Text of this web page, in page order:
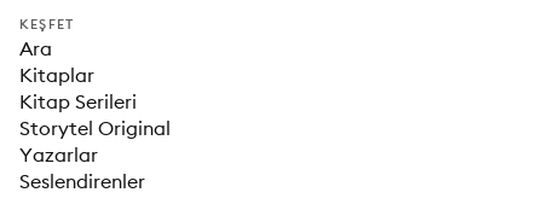
KEŞFET
Ara
Kitaplar
Kitap Serileri
Storytel Original
Yazarlar
Seslendirenler